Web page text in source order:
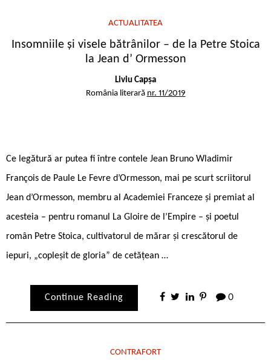
ACTUALITATEA
Insomniile și visele bătrânilor – de la Petre Stoica
la Jean d’ Ormesson
Liviu Capșa
România literară nr. 11/2019
Ce legătură ar putea fi între contele Jean Bruno Wladimir
François de Paule Le Fevre d’Ormesson, mai pe scurt scriitorul
Jean d’Ormesson, membru al Academiei Franceze și premiat al
acesteia – pentru romanul La Gloire de l’Empire – și poetul
român Petre Stoica, cultivatorul de mărar și crescătorul de
iepuri, „copleșit de gloria” de cetățean …
Continue Reading 0
CONTRAFORT